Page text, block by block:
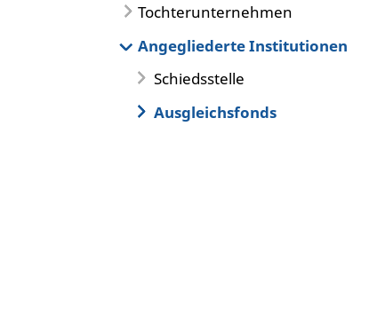
Tochterunternehmen
Angegliederte Institutionen
Schiedsstelle
Ausgleichsfonds